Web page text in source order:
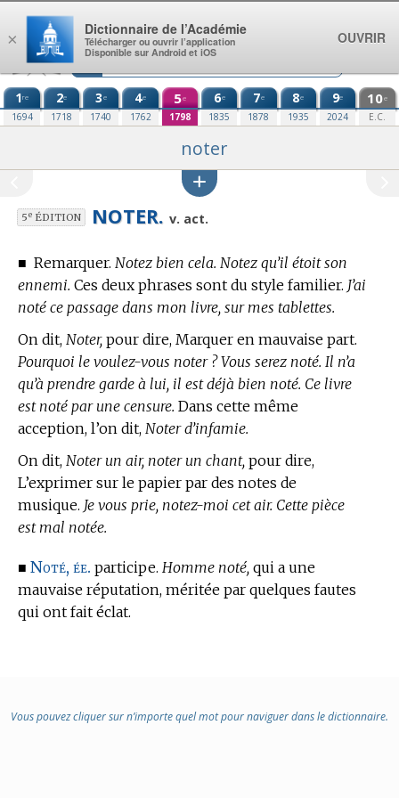
Aller au contenu
1re
1694
2e
1718
3e
1740
4e
1762
5e
1798
6e
1835
7e
1878
8e
1935
9e
2024
10e
E.C.
noter
5eÉDITION NOTER. v. act.
■ Remarquer. Notez bien cela. Notez qu’il étoit son
ennemi. Ces deux phrases sont du style familier. J’ai
noté ce passage dans mon livre, sur mes tablettes.
On dit, Noter, pour dire, Marquer en mauvaise part.
Pourquoi le voulez-vous noter ? Vous serez noté. Il n’a
qu’à prendre garde à lui, il est déjà bien noté. Ce livre
est noté par une censure. Dans cette même
acception, l’on dit, Noter d’infamie.
On dit, Noter un air, noter un chant, pour dire,
L’exprimer sur le papier par des notes de
musique. Je vous prie, notez-moi cet air. Cette pièce
est mal notée.
■ Noté, ée. participe. Homme noté, qui a une
mauvaise réputation, méritée par quelques fautes
qui ont fait éclat.
Vous pouvez cliquer sur n’importe quel mot pour naviguer dans le dictionnaire.
×
Dictionnaire de l’Académie
Télécharger ou ouvrir l’application
Disponible sur Android et iOS
OUVRIR